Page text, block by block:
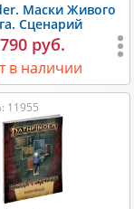
Маски Живого
Сценарий
790 руб.
в наличии
11955